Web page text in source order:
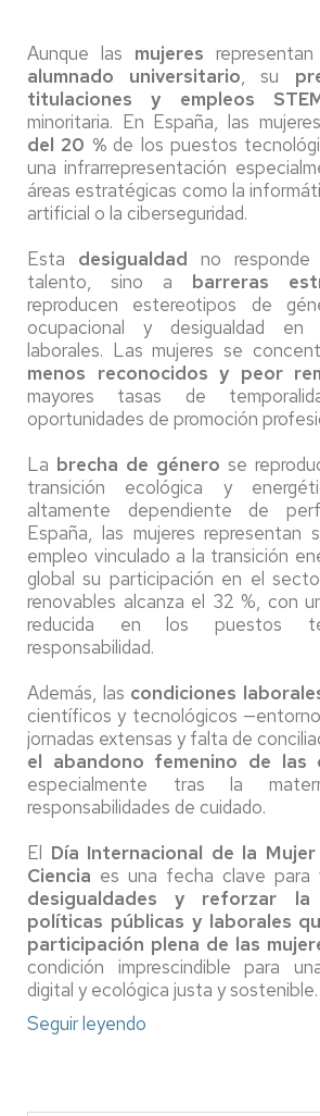
Aunque las mujeres
alumnado universitario, su
titulaciones y empleos
minoritaria. En España, las
del 20 %de los puestos
una infrarrepresentación
áreas estratégicas como la
artificial o la ciberseguridad.
Esta desigualdad no
talento, sino a barreras
reproducen estereotipos de
ocupacional y desigualdad en
laborales. Las mujeres se
menos reconocidos y peor
mayores tasas de
oportunidades de promoción
La brecha de género se
transición ecológica y
altamente dependiente de
España, las mujeres
empleo vinculado a la transición
global su participación en el
renovables alcanza el 32 %, con
reducida en los puestos
responsabilidad.
Además, las condiciones
científicos y tecnológicos
jornadas extensas y falta de
el abandono femenino de las
especialmente tras la
responsabilidades de cuidado.
El Día Internacional de la
Ciencia es una fecha clave para
desigualdades y reforzar la
políticas públicas y laborales
participación plena de las
condición imprescindible para
digital y ecológica justa y sostenible.
Seguir leyendo